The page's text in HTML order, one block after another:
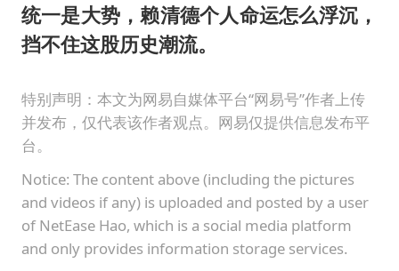
统一是大势，赖清德个人命运怎么浮沉，
挡不住这股历史潮流。
特别声明：本文为网易自媒体平台“网易号”作者上传
并发布，仅代表该作者观点。网易仅提供信息发布平
台。
Notice: The content above (including the pictures
and videos if any) is uploaded and posted by a user
of NetEase Hao, which is a social media platform
and only provides information storage services.